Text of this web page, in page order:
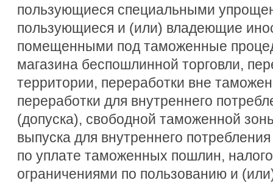
пользующиеся специальными
пользующиеся и (или) владеющие
помещенными под таможенные
магазина беспошлинной торговли,
территории, переработки вне
переработки для внутреннего
(допуска), свободной таможенной
выпуска для внутреннего
по уплате таможенных пошлин,
ограничениями по пользованию и